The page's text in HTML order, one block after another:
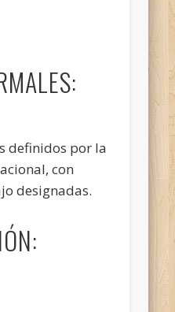
definidos por la
con
designadas.